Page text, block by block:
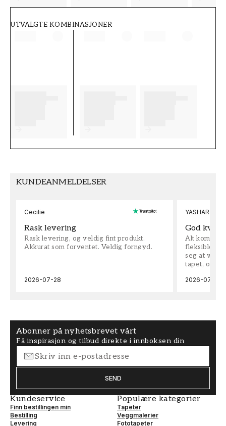
UTVALGTE KOMBINASJONER
KUNDEANMELDELSER
Cecilie
Rask levering
Rask levering, og veldig fint produkt.
Akkurat som forventet. Veldig fornøyd.
2026-07-28
YASHAR
God
Alt kom
fleksible på
seg at vi
tapet, og
2026-07-04
Abonner på nyhetsbrevet vårt
Få inspirasjon og tilbud direkte i innboksen din
SEND
Kundeservice
Finn bestillingen min
Bestilling
Levering
Populære kategorier
Tapeter
Veggmalerier
Fototapeter